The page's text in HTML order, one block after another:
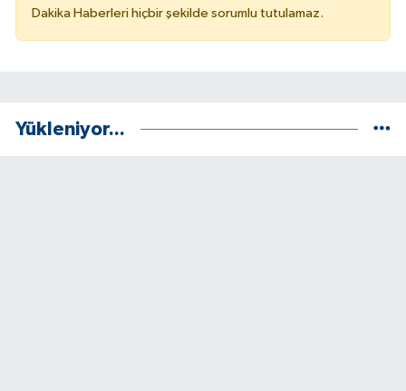
Dakika Haberleri hiçbir şekilde sorumlu tutulamaz.
Yükleniyor...